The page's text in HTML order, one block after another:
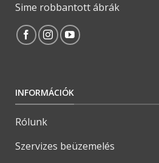
Sime robbantott ábrák
INFORMÁCIÓK
Rólunk
Szervizes beüzemelés